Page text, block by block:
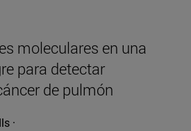
moleculares en una
para detectar
de pulmón
·